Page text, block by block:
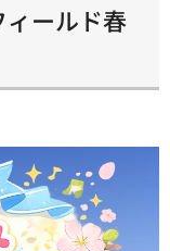
ィールド春